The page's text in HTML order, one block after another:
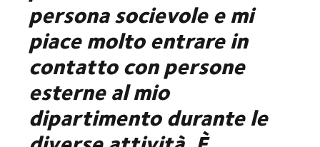
persona socievole e mi
piace molto entrare in
contatto con persone
esterne al mio
dipartimento durante le